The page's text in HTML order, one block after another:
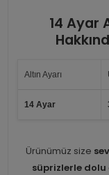
14 Ayar
Altın Ayarı
14 Ayar
Ürünümüz size
süprizlerle dolu